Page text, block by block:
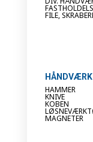
FILE,
HAMMER
KNIVE
KOBEN
MAGNETER